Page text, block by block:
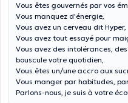
Vous êtes gouvernés par vos
Vous manquez d'énergie,
Vous avez un cerveau dit Hyper,
Vous avez tout essayé pour
Vous avez des intolérances,
bouscule votre quotidien,
Vous êtes un/une accro aux
Vous manger par habitudes,
Parlons-nous, je suis à votre